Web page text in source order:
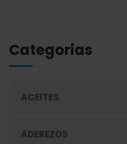
Categorias
ACEITES
ADEREZOS